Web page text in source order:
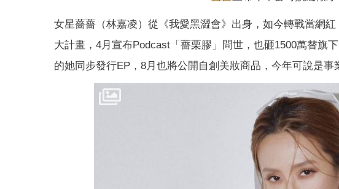
女星薔薔（林嘉凌）從《我愛黑澀會》出身，如今轉戰當網
大計畫，4月宣布Podcast「薔栗膠」問世，也砸1500萬替旗下
的她同步發行EP，8月也將公開自創美妝商品，今年可說是事